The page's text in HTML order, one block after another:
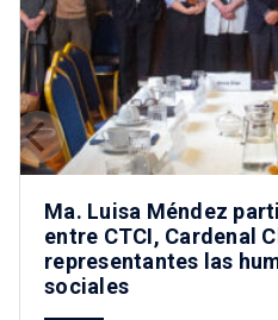
Ma. Luisa Méndez
entre CTCI, Cardenal
representantes las
sociales